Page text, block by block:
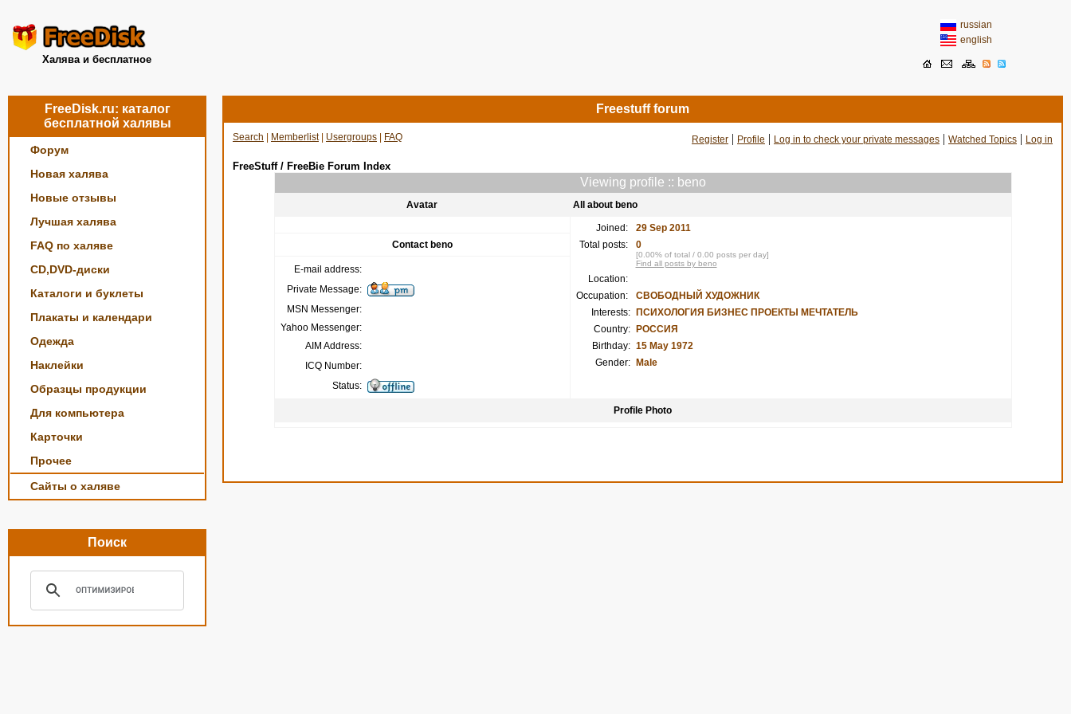
Халява и бесплатное
russian
english
FreeDisk.ru: каталог
бесплатной халявы
Форум
Новая халява
Новые отзывы
Лучшая халява
FAQ по халяве
CD,DVD-диски
Каталоги и буклеты
Плакаты и календари
Одежда
Наклейки
Образцы продукции
Для компьютера
Карточки
Прочее
Сайты о халяве
Поиск
Freestuff forum
Search Memberlist| Usergroups FAQ Register | Profile | Log in to check your private messages | Watched Topics | Log in
FreeStuff / FreeBie Forum Index
Viewing profile :: beno
Avatar All about beno
Joined:
29 Sep 2011
Total posts:
0
[0.00% of total / 0.00 posts per day]
Find all posts by beno
Location:
Occupation:
СВОБОДНЫЙ ХУДОЖНИК
Interests:
ПСИХОЛОГИЯ БИЗНЕС ПРОЕКТЫ МЕЧТАТЕЛЬ
Country:
РОССИЯ
Birthday: 15 May 1972
Gender:
Male
Contact beno
E-mail address:
Private Message:
MSN Messenger:
Yahoo Messenger:
AIM Address:
ICQ Number:
Status:
Profile Photo